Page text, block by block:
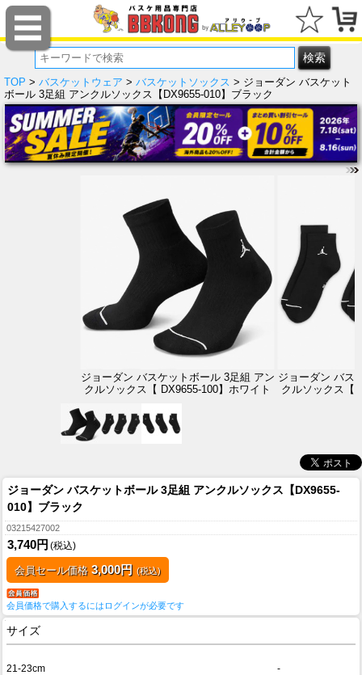
TOP > バスケットウェア > バスケットソックス > ジョーダン バスケット
ボール 3足組 アンクルソックス【DX9655-010】ブラック
ジョーダン バスケットボール 3足組 アン
クルソックス【 DX9655-100】ホワイト
ジョーダン バス
クルソックス【
ジョーダン バスケットボール 3足組 アンクルソックス【DX9655-
010】ブラック
03215427002
3,740円 (税込)
会員セール価格 3,000円 (税込)
会員価格で購入するにはログインが必要です
サイズ
21-23cm -